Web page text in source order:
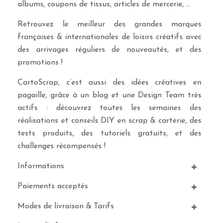
albums, coupons de tissus, articles de mercerie, …
Retrouvez le meilleur des grandes marques
françaises & internationales de loisirs créatifs avec
des arrivages réguliers de nouveautés, et des
promotions !
CartoScrap, c’est aussi des idées créatives en
pagaille, grâce à un blog et une Design Team très
actifs : découvrez toutes les semaines des
réalisations et conseils DIY en scrap & carterie, des
tests produits, des tutoriels gratuits, et des
challenges récompensés !
Informations
Paiements acceptés
Modes de livraison & Tarifs